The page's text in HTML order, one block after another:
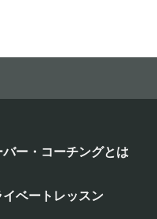
バー・コーチングとは
イベートレッスン